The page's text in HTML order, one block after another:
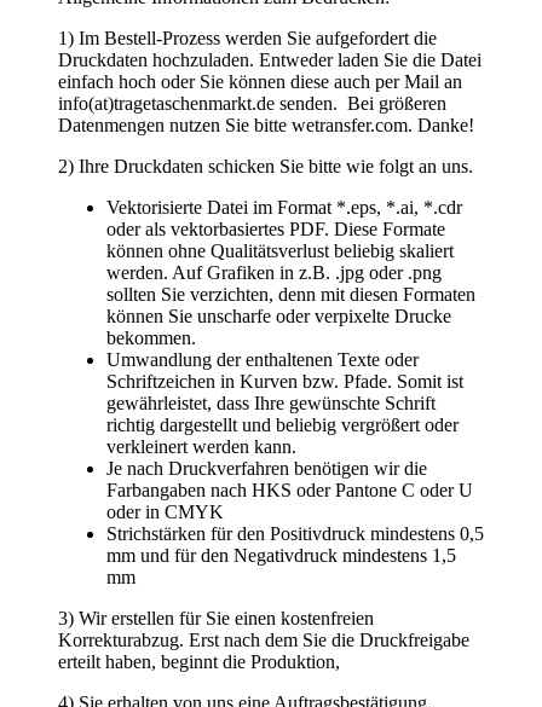
richtig dargestellt und beliebig vergrößert oder
verkleinert werden kann.
Je nach Druckverfahren benötigen wir die
Farbangaben nach HKS oder Pantone C oder U
oder in CMYK
mm und für den Negativdruck mindestens 1,5
3) Wir erstellen für Sie einen kostenfreien
Korrekturabzug. Erst nach dem Sie die Druckfreigabe
erteilt haben, beginnt die Produktion,
4) Sie erhalten von uns eine Auftragsbestätigung.
Falls Sie sich nicht sicher fühlen oder Hilfe benötigen,
senden Sie uns einfach eine Mail an
info(at)tragetaschenmarkt.de mit Ihren Daten. Wir
prüfen diese Daten und bieten Ihnen an die Grafik
nachzubearbeiten. Selbstverständlich bekommen Sie
vorher mitgeteilt, was für Kosten auf Sie zukommen.
TragetaschenMarkt
Wir verkaufen schon seit 1994 Tragetaschen. Papiertragetaschen,
Plastiktüten, Stofftaschen, Geschenktaschen, Messetaschen.